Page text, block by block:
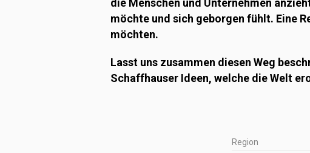
die Menschen und Unternehmen
möchte und sich geborgen fühlt. Eine
möchten.
Lasst uns zusammen diesen Weg
Schaffhauser Ideen, welche die Welt
Region